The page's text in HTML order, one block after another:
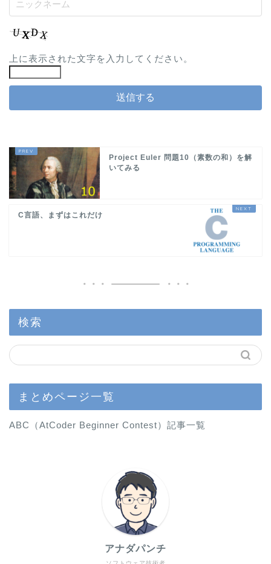
上に表示された文字を入力してください。
Project Euler 問題10（素数の和）を解
いてみる
C言語、まずはこれだけ
検索
まとめページ一覧
ABC（AtCoder Beginner Contest）記事一覧
アナダパンチ